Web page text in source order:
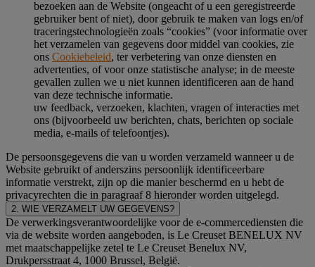
bezoeken aan de Website (ongeacht of u een geregistreerde
gebruiker bent of niet), door gebruik te maken van logs en/of
traceringstechnologieën zoals “cookies” (voor informatie over
het verzamelen van gegevens door middel van cookies, zie
ons Cookiebeleid, ter verbetering van onze diensten en
advertenties, of voor onze statistische analyse; in de meeste
gevallen zullen we u niet kunnen identificeren aan de hand
van deze technische informatie.
uw feedback, verzoeken, klachten, vragen of interacties met
ons (bijvoorbeeld uw berichten, chats, berichten op sociale
media, e-mails of telefoontjes).
De persoonsgegevens die van u worden verzameld wanneer u de
Website gebruikt of anderszins persoonlijk identificeerbare
informatie verstrekt, zijn op die manier beschermd en u hebt de
privacyrechten die in paragraaf 8 hieronder worden uitgelegd.
2. WIE VERZAMELT UW GEGEVENS?
De verwerkingsverantwoordelijke voor de e-commercediensten die
via de website worden aangeboden, is Le Creuset BENELUX NV
met maatschappelijke zetel te Le Creuset Benelux NV,
Drukpersstraat 4, 1000 Brussel, België.